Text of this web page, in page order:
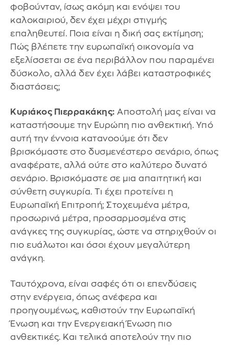
φοβούνταν, ίσως ακόμη και ενόψει του
καλοκαιριού, δεν έχει μέχρι στιγμής
επαληθευτεί. Ποια είναι η δική σας εκτίμηση;
Πώς βλέπετε την ευρωπαϊκή οικονομία να
εξελίσσεται σε ένα περιβάλλον που παραμένει
δύσκολο, αλλά δεν έχει λάβει καταστροφικές
διαστάσεις;
Κυριάκος Πιερρακάκης: Αποστολή μας είναι να
καταστήσουμε την Ευρώπη πιο ανθεκτική. Υπό
αυτή την έννοια κατανοούμε ότι δεν
βρισκόμαστε στο δυσμενέστερο σενάριο, όπως
αναφέρατε, αλλά ούτε στο καλύτερο δυνατό
σενάριο. Βρισκόμαστε σε μια απαιτητική και
σύνθετη συγκυρία. Τι έχει προτείνει η
Ευρωπαϊκή Επιτροπή; Στοχευμένα μέτρα,
προσωρινά μέτρα, προσαρμοσμένα στις
ανάγκες της συγκυρίας, ώστε να στηριχθούν οι
πιο ευάλωτοι και όσοι έχουν μεγαλύτερη
ανάγκη.
Ταυτόχρονα, είναι σαφές ότι οι επενδύσεις
στην ενέργεια, όπως ανέφερα και
προηγουμένως, καθιστούν την Ευρωπαϊκή
Ένωση και την Ενεργειακή Ένωση πιο
ανθεκτικές. Και τελικά αποτελούν την πιο